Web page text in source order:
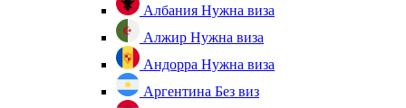
Албания Нужна виза
Алжир Нужна виза
Андорра Нужна виза
Аргентина Без виз